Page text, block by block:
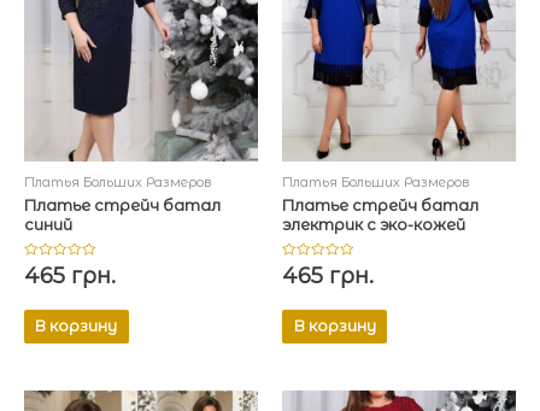
Платья Больших Размеров
Платье стрейч батал
синий
Оценка
0
465 грн.
В корзину
Платья Больших Размеров
Платье стрейч батал
электрик с эко-кожей
Оценка
0
465 грн.
В корзину